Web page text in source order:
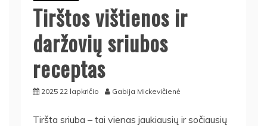
Tirštos vištienos ir
daržovių sriubos
receptas
2025 22 lapkričio Gabija Mickevičienė
Tiršta sriuba – tai vienas jaukiausių ir sočiausių